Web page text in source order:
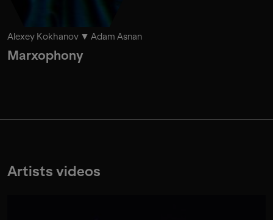
Alexey Kokhanov Adam Asnan
Marxophony
Artists videos